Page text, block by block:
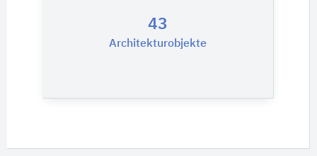
43
Architekturobjekte